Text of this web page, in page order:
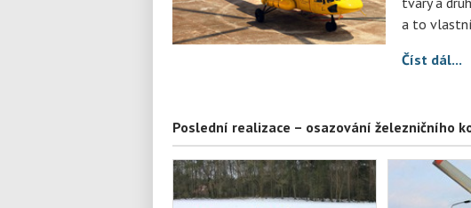
a to
Číst dál...
Poslední realizace – osazování železničního